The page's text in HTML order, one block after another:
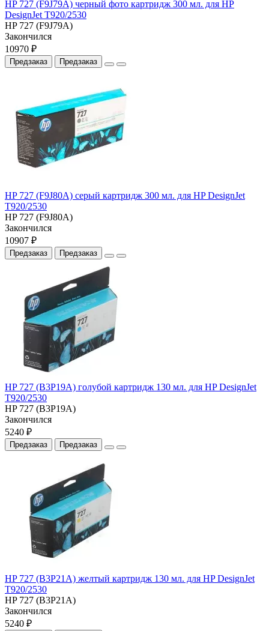
HP 727 (F9J79A) черный фото картридж 300 мл. для HP
DesignJet T920/2530
HP 727 (F9J79A)
Закончился
10970 ₽
Предзаказ Предзаказ
HP 727 (F9J80A) серый картридж 300 мл. для HP DesignJet
T920/2530
HP 727 (F9J80A)
Закончился
10907 ₽
Предзаказ Предзаказ
HP 727 (B3P19A) голубой картридж 130 мл. для HP DesignJet
T920/2530
HP 727 (B3P19A)
Закончился
5240 ₽
Предзаказ Предзаказ
HP 727 (B3P21A) желтый картридж 130 мл. для HP DesignJet
T920/2530
HP 727 (B3P21A)
Закончился
5240 ₽